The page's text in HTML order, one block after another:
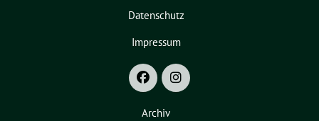
Datenschutz
Impressum
Archiv